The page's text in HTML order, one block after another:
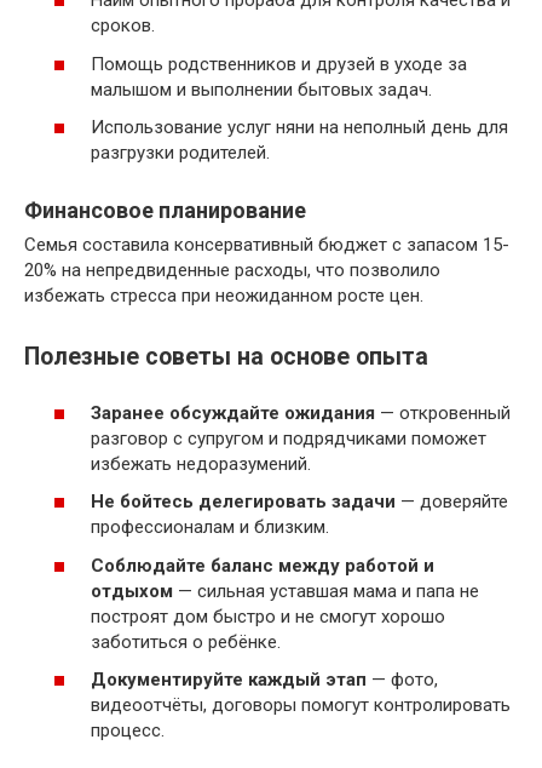
сроков.
Помощь родственников и друзей в уходе за
малышом и выполнении бытовых задач.
Использование услуг няни на неполный день для
разгрузки родителей.
Финансовое планирование
Семья составила консервативный бюджет с запасом 15-
20% на непредвиденные расходы, что позволило
избежать стресса при неожиданном росте цен.
Полезные советы на основе опыта
Заранее обсуждайте ожидания — откровенный
разговор с супругом и подрядчиками поможет
избежать недоразумений.
Не бойтесь делегировать задачи — доверяйте
профессионалам и близким.
Соблюдайте баланс между работой и
отдыхом — сильная уставшая мама и папа не
построят дом быстро и не смогут хорошо
заботиться о ребёнке.
Документируйте каждый этап — фото,
видеоотчёты, договоры помогут контролировать
процесс.